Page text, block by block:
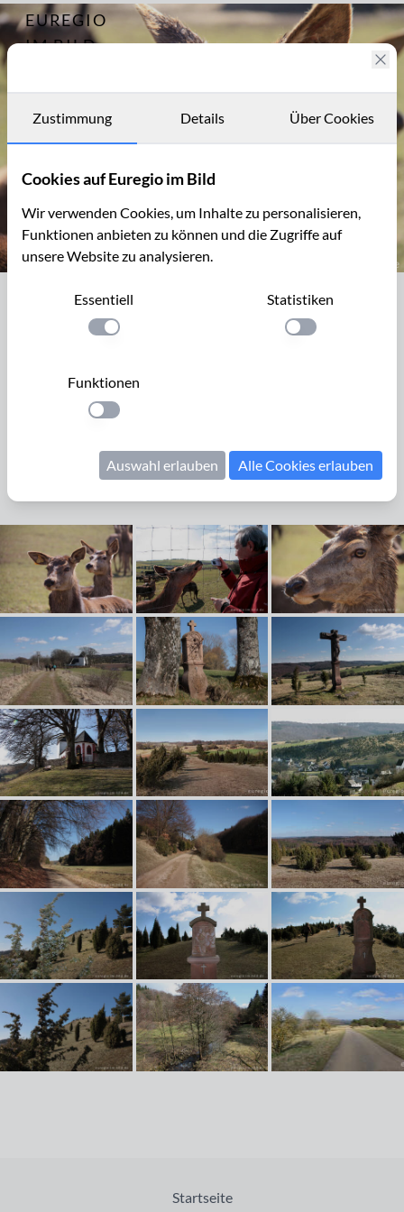
EUREGIO
IM BILD
Archiv
Kontakt
Archiv 6139
Wild in einem Gehege bei Alendorf
Bildrechte erwerben
7 Etappe Vorfrühling wild
Gehege
Alendorf März
Startseite
Zustimmung Details Über Cookies
Cookies auf Euregio im Bild
Wir verwenden Cookies, um Inhalte zu personalisieren,
Funktionen anbieten zu können und die Zugriffe auf
unsere Website zu analysieren.
Essentiell
Einstellung anwenden
Statistiken
Einstellung
Funktionen
Einstellung anwenden
Auswahl erlauben Alle Cookies erlauben